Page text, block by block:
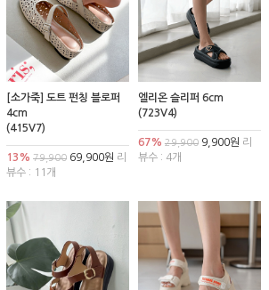
[소가죽] 도트 펀칭 블로퍼
4cm
(415V7)
13% 79,900 69,900원 리
뷰수 : 11개
엘리온 슬리퍼 6cm
(723V4)
67% 29,9009,900원 리
뷰수 : 4개